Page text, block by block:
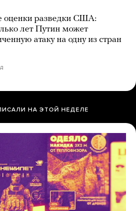
оценки разведки США:
лет Путин может
атаку на одну из стран
НА ЭТОЙ НЕДЕЛЕ